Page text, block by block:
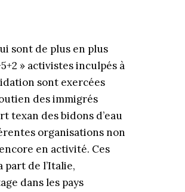
sont de plus en plus
» activistes inculpés à
sont exercées
des immigrés
texan des bidons d’eau
organisations non
en activité. Ces
part de l’Italie,
dans les pays